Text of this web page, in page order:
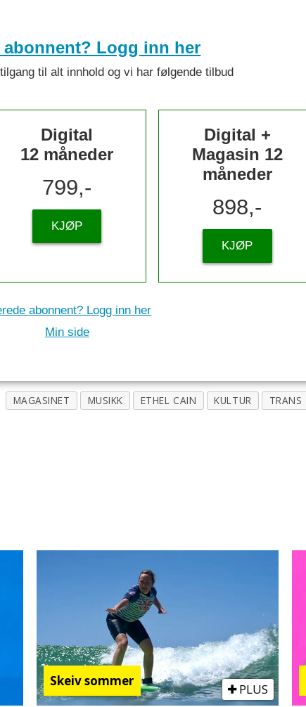
abonnent? Logg inn her
til alt innhold og vi har følgende tilbud
Digital
12 måneder
799,-
KJØP
Digital +
Magasin 12
måneder
898,-
KJØP
abonnent? Logg inn her
Min side
MAGASINET MUSIKK ETHEL CAIN KULTUR TRANS
Skeiv sommer
PLUS